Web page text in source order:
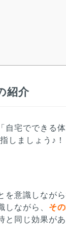
紹介
宅でできる
しましょう♪！
を意識しなが
ながら、 そ
同じ効果があ